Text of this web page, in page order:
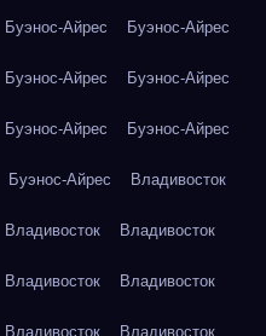
Буэнос-Айрес Буэнос-Айрес
Буэнос-Айрес Буэнос-Айрес
Буэнос-Айрес Буэнос-Айрес
Буэнос-Айрес Владивосток
Владивосток Владивосток
Владивосток Владивосток
Владивосток Владивосток